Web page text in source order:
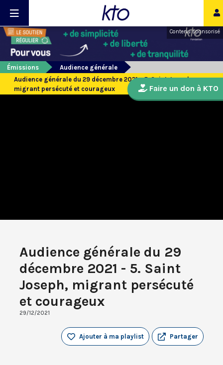
Contenu sponsorisé
Émissions
Audience générale
Audience générale du 29 décembre 2021 - 5. Saint Joseph,
migrant persécuté et courageux
Audience générale du 29
décembre 2021 - 5. Saint
Joseph, migrant persécuté
et courageux
29/12/2021
Partager
Ajouter à ma playlist
Faire un don à KTO